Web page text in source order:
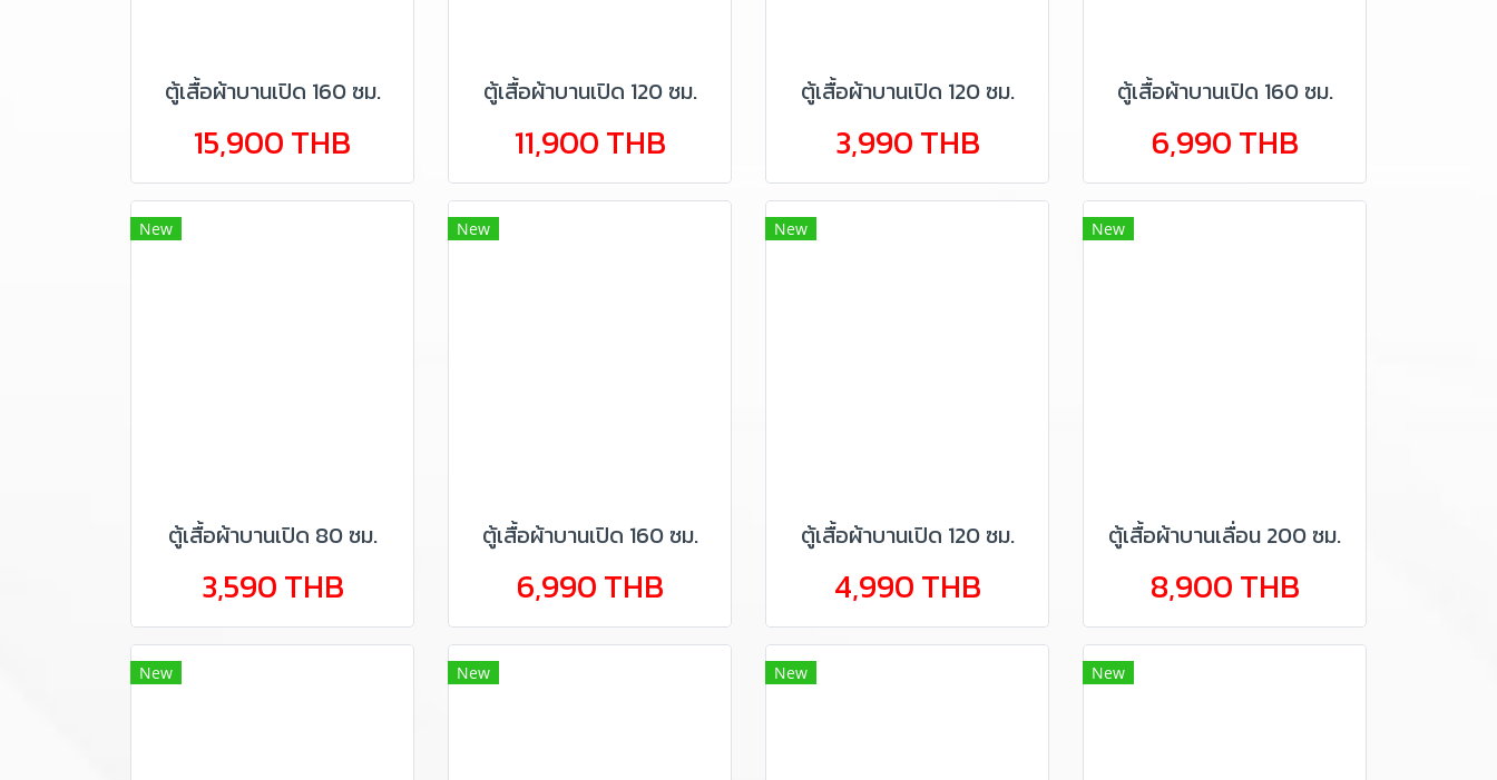
ตู้เสื้อผ้าบานเปิด 160 ซม.
15,900 THB
ตู้เสื้อผ้าบานเปิด 120 ซม.
11,900 THB
ตู้เสื้อผ้าบานเปิด 120 ซม.
3,990 THB
ตู้เสื้อผ้าบานเปิด 160 ซม.
6,990 THB
New
ตู้เสื้อผ้าบานเปิด 80 ซม.
3,590 THB
New
ตู้เสื้อผ้าบานเปิด 160 ซม.
6,990 THB
New
ตู้เสื้อผ้าบานเปิด 120 ซม.
4,990 THB
New
ตู้เสื้อผ้าบานเลื่อน 200 ซม.
8,900 THB
New New New New